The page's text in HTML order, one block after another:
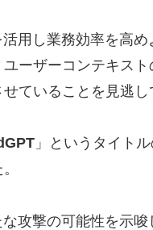
用し業務効率を高め
ーザーコンテキス
せていることを見逃し
」というタイト
攻撃の可能性を示唆